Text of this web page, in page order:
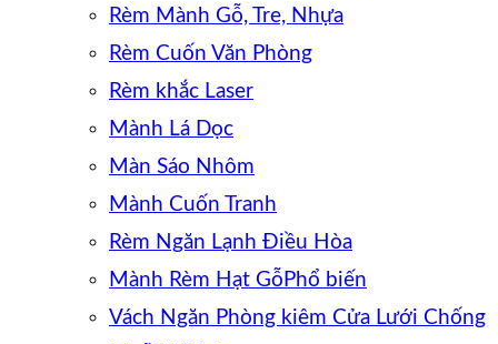
Rèm Mành Gỗ, Tre, Nhựa
Rèm Cuốn Văn Phòng
Rèm khắc Laser
Mành Lá Dọc
Màn Sáo Nhôm
Mành Cuốn Tranh
Rèm Ngăn Lạnh Điều Hòa
Mành Rèm Hạt Gỗ
Vách Ngăn Phòng kiêm Cửa Lưới Chống